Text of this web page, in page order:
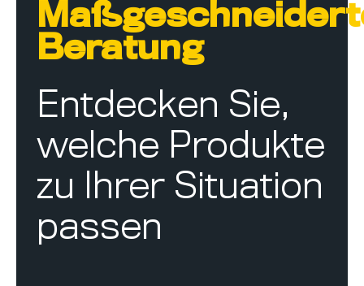
Beratung
Entdecken Sie,
welche Produkte
zu Ihrer Situation
passen